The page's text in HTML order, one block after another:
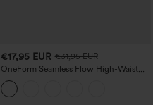
€17,95 EUR €31,95 EUR
OneForm Seamless Flow High-Waist
Yogaleggings – nahtlos, mit hoher
Taille, bauchformend und mit
Hebeeffekt für den Po